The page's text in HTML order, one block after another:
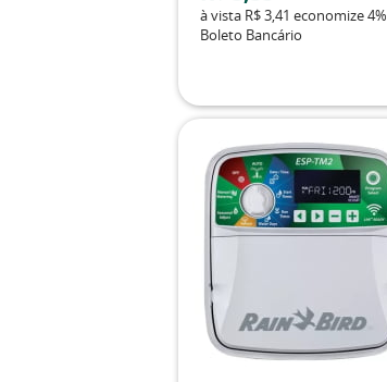
à vista R$ 3,41 economize4%
Boleto Bancário